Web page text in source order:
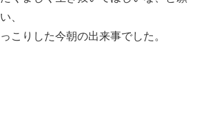
、
こりした今朝の出来事でした。